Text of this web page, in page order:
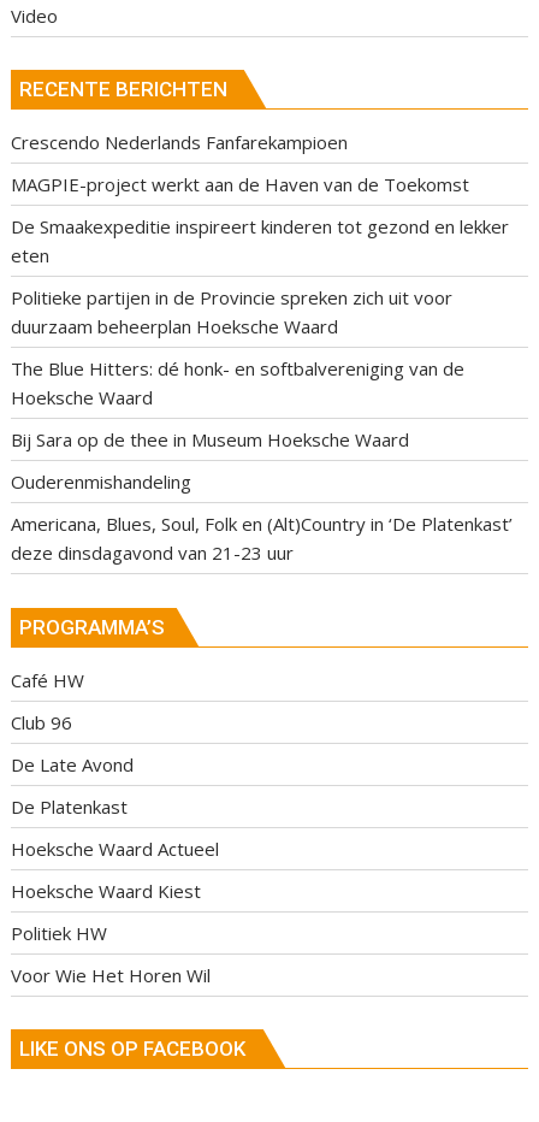
Video
RECENTE BERICHTEN
Crescendo Nederlands Fanfarekampioen
MAGPIE-project werkt aan de Haven van de Toekomst
De Smaakexpeditie inspireert kinderen tot gezond en lekker
eten
Politieke partijen in de Provincie spreken zich uit voor
duurzaam beheerplan Hoeksche Waard
The Blue Hitters: dé honk- en softbalvereniging van de
Hoeksche Waard
Bij Sara op de thee in Museum Hoeksche Waard
Ouderenmishandeling
Americana, Blues, Soul, Folk en (Alt)Country in ‘De Platenkast’
deze dinsdagavond van 21-23 uur
PROGRAMMA’S
Café HW
Club 96
De Late Avond
De Platenkast
Hoeksche Waard Actueel
Hoeksche Waard Kiest
Politiek HW
Voor Wie Het Horen Wil
LIKE ONS OP FACEBOOK